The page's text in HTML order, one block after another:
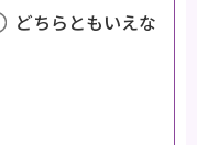
どちらともいえな